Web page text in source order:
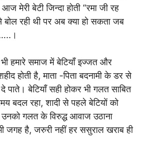
आज मेरी बेटी जिन्दा होती “रमा जी रह
बोल रही थी पर अब क्या हो सकता जब
समाज में बेटियाँ इज्जत और
होती है, माता -पिता बदनामी के डर से
पाते। बेटियाँ सही होकर भी गलत साबित
बदल रहा, शादी से पहले बेटियों को
उनको गलत के विरुद्ध आवाज उठाना
जगह है, जरुरी नहीं हर ससुराल खराब ही